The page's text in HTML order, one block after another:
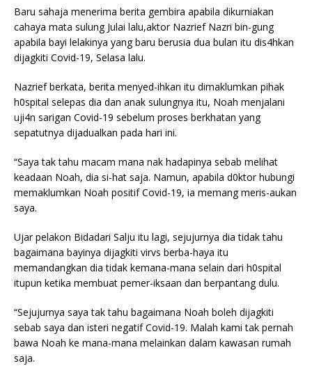
Baru sahaja menerima berita gembira apabila dikurniakan
cahaya mata sulung Julai lalu,aktor Nazrief Nazri bin-gung
apabila bayi lelakinya yang baru berusia dua bulan itu dis4hkan
dijagkiti Covid-19, Selasa lalu.
Nazrief berkata, berita menyed-ihkan itu dimaklumkan pihak
h0spital selepas dia dan anak sulungnya itu, Noah menjalani
uji4n sarigan Covid-19 sebelum proses berkhatan yang
sepatutnya dijadualkan pada hari ini.
“Saya tak tahu macam mana nak hadapinya sebab melihat
keadaan Noah, dia si-hat saja. Namun, apabila d0ktor hubungi
memaklumkan Noah positif Covid-19, ia memang meris-aukan
saya.
Ujar pelakon Bidadari Salju itu lagi, sejujurnya dia tidak tahu
bagaimana bayinya dijagkiti virvs berba-haya itu
memandangkan dia tidak kemana-mana selain dari h0spital
itupun ketika membuat pemer-iksaan dan berpantang dulu.
“Sejujurnya saya tak tahu bagaimana Noah boleh dijagkiti
sebab saya dan isteri negatif Covid-19. Malah kami tak pernah
bawa Noah ke mana-mana melainkan dalam kawasan rumah
saja.